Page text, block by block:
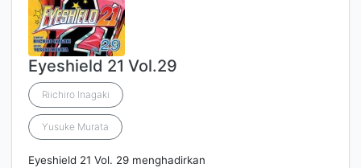
Eyeshield 21 Vol.29
Riichiro Inagaki
Yusuke Murata
Eyeshield 21 Vol. 29 menghadirkan